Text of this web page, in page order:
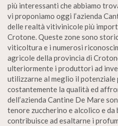
più interessanti che abbiamo
vi proponiamo oggi l’azienda
delle realtà vitivinicole più
Crotone. Queste zone sono
viticoltura e i numerosi
agricole della provincia di
ulteriormente i produttori ad
utilizzarne al meglio il
costantemente la qualità ed
dell’azienda Cantine De Mare
tenore zuccherino e alcolico e da
contribuisce ad esaltarne i